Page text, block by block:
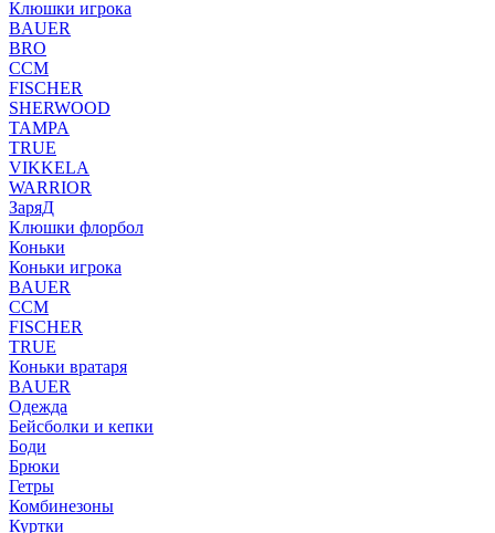
Клюшки игрока
BAUER
BRO
CCM
FISCHER
SHERWOOD
TAMPA
TRUE
VIKKELA
WARRIOR
ЗаряД
Клюшки флорбол
Коньки
Коньки игрока
BAUER
CCM
FISCHER
TRUE
Коньки вратаря
BAUER
Одежда
Бейсболки и кепки
Боди
Брюки
Гетры
Комбинезоны
Куртки